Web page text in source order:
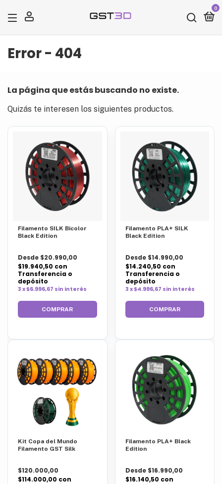
0
¡Agregado al carrito!
Error - 404
La página que estás buscando no existe.
Quizás te interesen los siguientes productos.
Filamento SILK Bicolor
Black Edition
Desde $20.990,00
$19.940,50 con
Transferencia o
depósito
3 x $6.996,67 sin interés
COMPRAR
Filamento PLA+ SILK
Black Edition
Desde $14.990,00
$14.240,50 con
Transferencia o
depósito
3 x $4.996,67 sin interés
COMPRAR
Kit Copa del Mundo
Filamento GST Silk
$120.000,00
$114.000,00 con
Filamento PLA+ Black
Edition
Desde $16.990,00
$16.140,50 con